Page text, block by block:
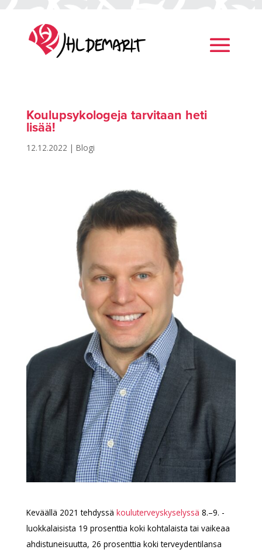
Koulupsykologeja tarvitaan heti
lisää!
12.12.2022 | Blogi
Keväällä 2021 tehdyssä kouluterveyskyselyssä 8.–9. -
luokkalaisista 19 prosenttia koki kohtalaista tai vaikeaa
ahdistuneisuutta, 26 prosenttia koki terveydentilansa